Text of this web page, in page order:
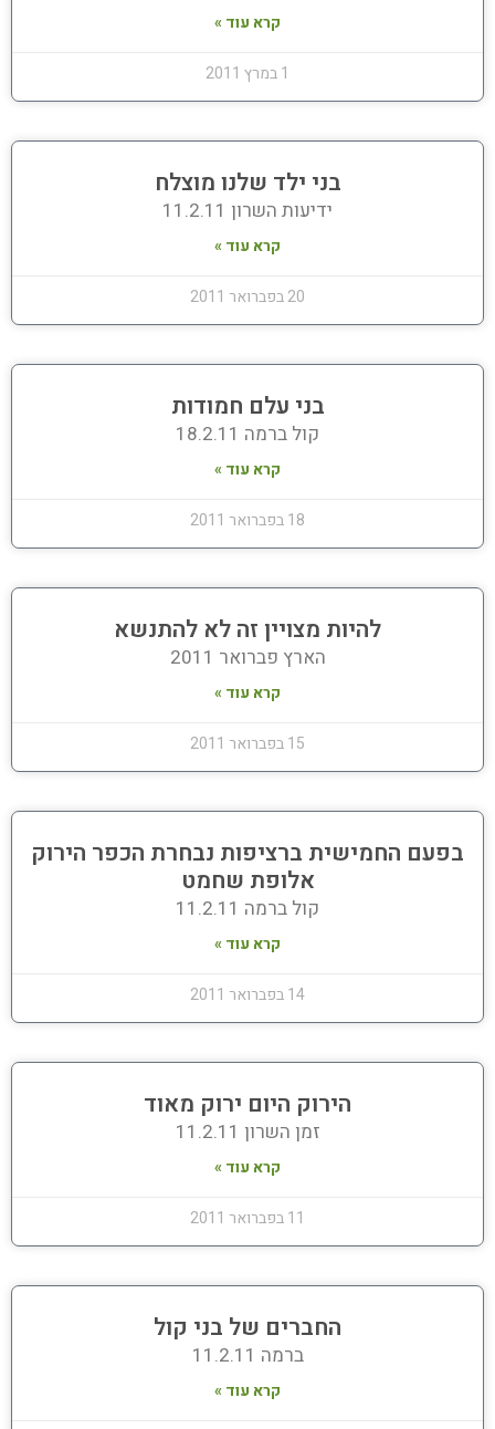
קרא עוד »
1 במרץ 2011
בני ילד שלנו מוצלח
ידיעות השרון 11.2.11
קרא עוד »
20 בפברואר 2011
בני עלם חמודות
קול ברמה 18.2.11
קרא עוד »
18 בפברואר 2011
להיות מצויין זה לא להתנשא
הארץ פברואר 2011
קרא עוד »
15 בפברואר 2011
בפעם החמישית ברציפות נבחרת הכפר הירוק
אלופת שחמט
קול ברמה 11.2.11
קרא עוד »
14 בפברואר 2011
הירוק היום ירוק מאוד
זמן השרון 11.2.11
קרא עוד »
11 בפברואר 2011
החברים של בני קול
ברמה 11.2.11
קרא עוד »